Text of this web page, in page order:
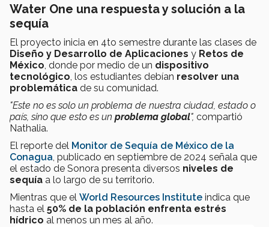
Water One una respuesta y solución a la
sequía
El proyecto inicia en 4to semestre durante las clases de
Diseño y Desarrollo de Aplicaciones y Retos de
México, donde por medio de un dispositivo
tecnológico, los estudiantes debían resolver una
problemática de su comunidad.
"Este no es solo un problema de nuestra ciudad, estado o
país, sino que esto es un problema global", compartió
Nathalia.
El reporte del Monitor de Sequía de México de la
Conagua, publicado en septiembre de 2024 señala que
el estado de Sonora presenta diversos niveles de
sequía a lo largo de su territorio.
Mientras que el World Resources Institute indica que
hasta el 50% de la población enfrenta estrés
hídrico al menos un mes al año.